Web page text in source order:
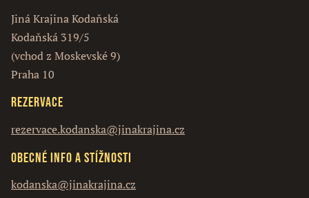
Jiná Krajina Kodaňská
Kodaňská 319/5
(vchod z Moskevské 9)
Praha 10
Rezervace
rezervace.kodanska@jinakrajina.cz
Obecné info a stížnosti
kodanska@jinakrajina.cz